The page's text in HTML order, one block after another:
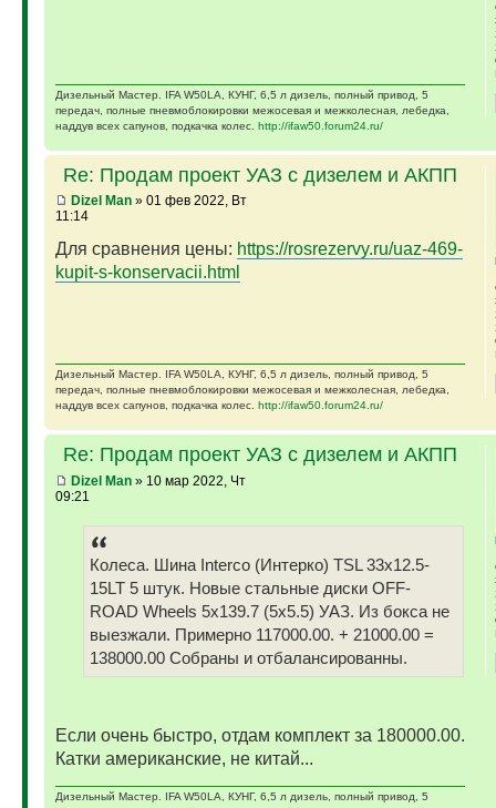
Дизельный Мастер. IFA W50LA, КУНГ, 6,5 л дизель, полный привод, 5
передач, полные пневмоблокировки межосевая и межколесная, лебедка,
наддув всех сапунов, подкачка колес. http://ifaw50.forum24.ru/
Re: Продам проект УАЗ с дизелем и АКПП
Dizel Man» 01 фев 2022, Вт
11:14
Для сравнения цены: https://rosrezervy.ru/uaz-469-
kupit-s-konservacii.html
Дизельный Мастер. IFA W50LA, КУНГ, 6,5 л дизель, полный привод, 5
передач, полные пневмоблокировки межосевая и межколесная, лебедка,
наддув всех сапунов, подкачка колес. http://ifaw50.forum24.ru/
Re: Продам проект УАЗ с дизелем и АКПП
Dizel Man» 10 мар 2022, Чт
09:21
Колеса. Шина Interco (Интерко) TSL 33x12.5-
15LT 5 штук. Новые стальные диски OFF-
ROAD Wheels 5x139.7 (5x5.5) УАЗ. Из бокса не
выезжали. Примерно 117000.00. + 21000.00 =
138000.00 Собраны и отбалансированны.
Если очень быстро, отдам комплект за 180000.00.
Катки американские, не китай...
Дизельный Мастер. IFA W50LA, КУНГ, 6,5 л дизель, полный привод, 5